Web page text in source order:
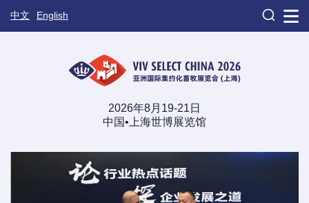
中文 English 
2026年8月19-21日
中国•上海世博展览馆